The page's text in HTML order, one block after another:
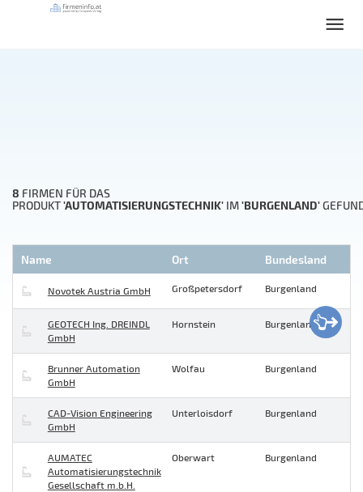
8 FIRMEN FÜR DAS
PRODUKT'AUTOMATISIERUNGSTECHNIK' IM'BURGENLAND'
Name Ort Bundesland
Novotek Austria GmbH Großpetersdorf Burgenland
GEOTECH Ing. DREINDL
GmbH
Hornstein Burgenland
Brunner Automation
GmbH
Wolfau Burgenland
CAD-Vision Engineering
GmbH
Unterloisdorf Burgenland
AUMATEC
Automatisierungstechnik
Gesellschaft m.b.H.
Oberwart Burgenland